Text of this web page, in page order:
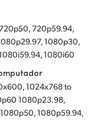
720p59.94,
1080p30,
1080i60
1024x768 to
1080p23.98,
1080p59.94,